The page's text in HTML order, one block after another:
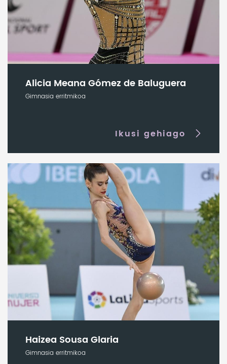
Alicia Meana Gómez de Baluguera
Gimnasia erritmikoa
Ikusi gehiago
Haizea Sousa Glaria
Gimnasia erritmikoa